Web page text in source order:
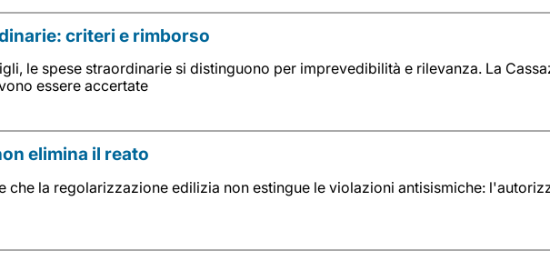
criteri e rimborso
le spese straordinarie si distinguono per imprevedibilità e rilevanza. La
essere accertate
elimina il reato
che la regolarizzazione edilizia non estingue le violazioni antisismiche: